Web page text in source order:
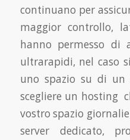
continuano per
maggior controllo,
hanno permesso di
ultrarapidi, nel caso
uno spazio su di un
scegliere un hosting
vostro spazio
server dedicato,